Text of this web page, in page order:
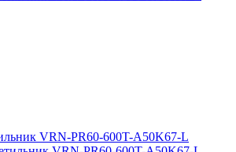
VRN-PR60-600T-A50K67-L